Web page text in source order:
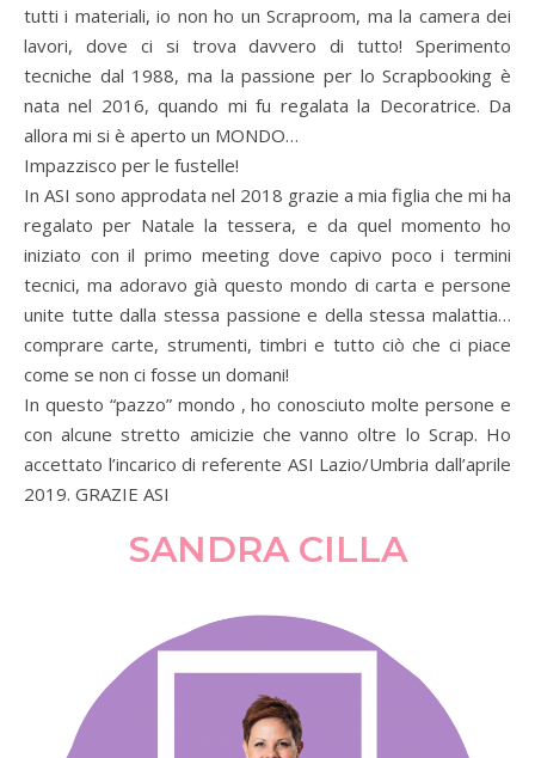
tutti i materiali, io non ho un Scraproom, ma la camera dei
lavori, dove ci si trova davvero di tutto! Sperimento
tecniche dal 1988, ma la passione per lo Scrapbooking è
nata nel 2016, quando mi fu regalata la Decoratrice. Da
allora mi si è aperto un MONDO…
Impazzisco per le fustelle!
In ASI sono approdata nel 2018 grazie a mia figlia che mi ha
regalato per Natale la tessera, e da quel momento ho
iniziato con il primo meeting dove capivo poco i termini
tecnici, ma adoravo già questo mondo di carta e persone
unite tutte dalla stessa passione e della stessa malattia…
comprare carte, strumenti, timbri e tutto ciò che ci piace
come se non ci fosse un domani!
In questo “pazzo” mondo , ho conosciuto molte persone e
con alcune stretto amicizie che vanno oltre lo Scrap. Ho
accettato l’incarico di referente ASI Lazio/Umbria dall’aprile
2019. GRAZIE ASI
SANDRA CILLA